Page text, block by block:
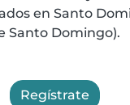
en Santo
Santo Domingo).
Regístrate